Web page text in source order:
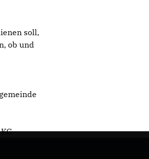
soll,
ob und